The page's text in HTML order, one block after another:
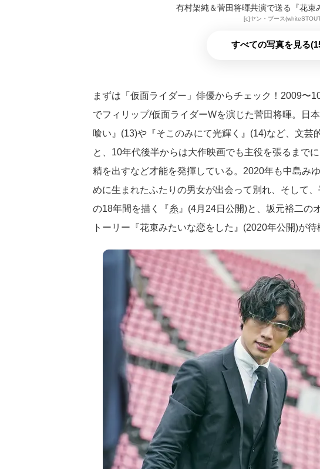
有村架純＆菅田将暉共演で送る『花束
[c]ヤン・ブース
すべての写真を見る
まずは「仮面ライダー」俳優からチェック！2009〜
でフィリップ/仮面ライダーWを演じた菅田将暉。日
喰い』(13)や『そこのみにて光輝く』(14)など、文芸
と、10年代後半からは大作映画でも主役を張るまで
精を出すなど才能を発揮している。2020年も中島み
めに生まれたふたりの男女が出会って別れ、そして
の18年間を描く『糸 』(4月24日公開)と、坂元裕二の
トーリー『花束みたいな恋をした』(2020年公開)が待